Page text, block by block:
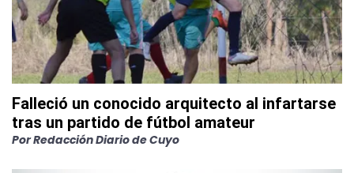
Falleció un conocido arquitecto al infartarse
tras un partido de fútbol amateur
PorRedacción Diario de Cuyo